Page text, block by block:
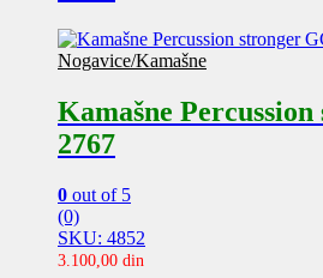
Nogavice/Kamašne
Kamašne
2767
0 out of 5
(0)
SKU: 4852
3.100,00 din